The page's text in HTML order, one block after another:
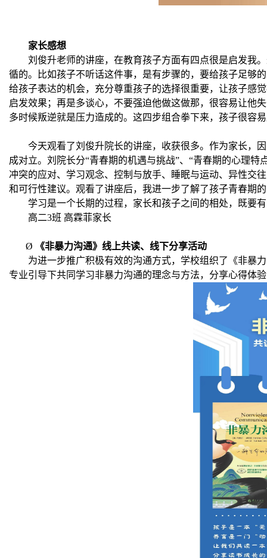
家长感想
刘俊升老师的讲座，在教育孩子方面有四点很是启发我
循的。比如孩子不听话这件事，是有步骤的，要给孩子足够
给孩子表达的机会，充分尊重孩子的选择很重要，让孩子感
启发效果；再是多谈心，不要强迫他做这做那，很容易让他
多时候叛逆就是压力造成的。这四步组合拳下来，孩子很容
今天观看了刘俊升院长的讲座，收获很多。作为家长，
成对立。刘院长分“青春期的机遇与挑战”、“青春期的心理
冲突的应对、学习观念、控制与放手、睡眠与运动、异性交
和可行性建议。观看了讲座后，我进一步了解了孩子青春期
学习是一个长期的过程，家长和孩子之间的相处，既要
高二3班 高霖菲家长
Ø
《非暴力沟通》线上共读、线下分享活动
为进一步推广积极有效的沟通方式，学校组织了《非暴
专业引导下共同学习非暴力沟通的理念与方法，分享心得体